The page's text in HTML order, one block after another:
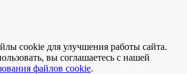
cookie для улучшения работы сайта.
вы соглашаетесь с нашей
файлов cookie.